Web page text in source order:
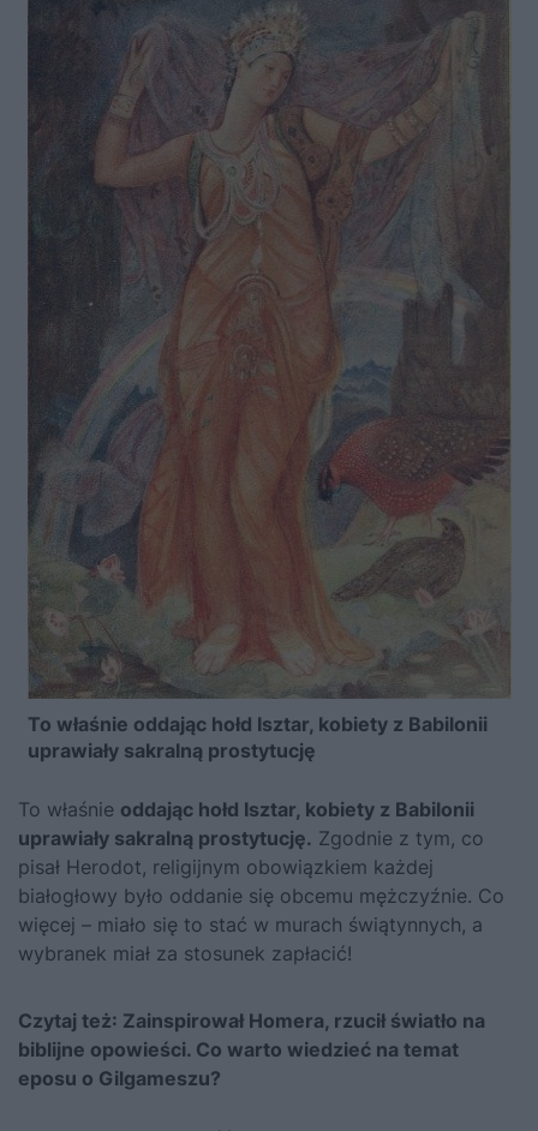
To właśnie oddając hołd Isztar, kobiety z Babilonii
uprawiały sakralną prostytucję
To właśnie oddając hołd Isztar, kobiety z Babilonii
uprawiały sakralną prostytucję. Zgodnie z tym, co
pisał Herodot, religijnym obowiązkiem każdej
białogłowy było oddanie się obcemu mężczyźnie. Co
więcej – miało się to stać w murach świątynnych, a
wybranek miał za stosunek zapłacić!
Czytaj też: Zainspirował Homera, rzucił światło na
biblijne opowieści. Co warto wiedzieć na temat
eposu o Gilgameszu?